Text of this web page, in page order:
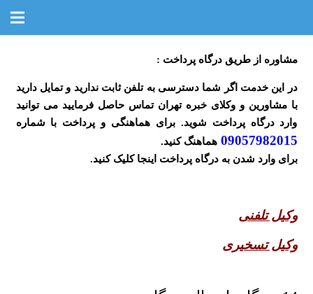
مشاوره از طریق درگاه پرداخت :
در این خدمت اگر شما دسترسی به تلفن ثابت ندارید و تمایل دارید
با مشاورین و وکلای خبره تهران تماس حاصل فرمایید می توانید
وارد درگاه پرداخت شوید. برای هماهنگی و پرداخت با شماره
09057982015 هماهنگ کنید.
برای وارد شدن به درگاه پرداخت اینجا کلیک کنید.
وکیل تلفنی
وکیل تسخیری